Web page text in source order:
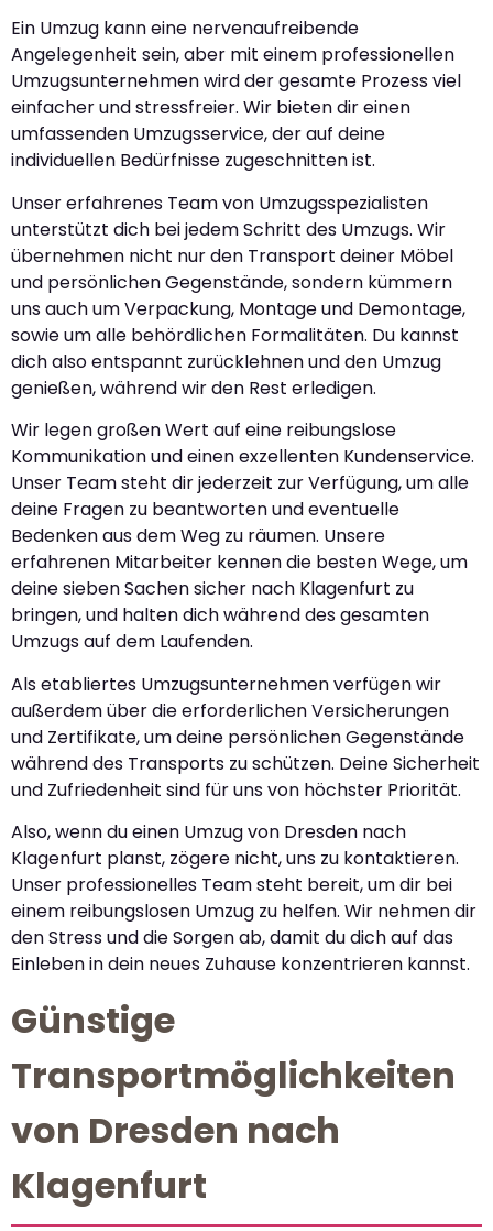
Ein Umzug kann eine nervenaufreibende
Angelegenheit sein, aber mit einem professionellen
Umzugsunternehmen wird der gesamte Prozess viel
einfacher und stressfreier. Wir bieten dir einen
umfassenden Umzugsservice, der auf deine
individuellen Bedürfnisse zugeschnitten ist.
Unser erfahrenes Team von Umzugsspezialisten
unterstützt dich bei jedem Schritt des Umzugs. Wir
übernehmen nicht nur den Transport deiner Möbel
und persönlichen Gegenstände, sondern kümmern
uns auch um Verpackung, Montage und Demontage,
sowie um alle behördlichen Formalitäten. Du kannst
dich also entspannt zurücklehnen und den Umzug
genießen, während wir den Rest erledigen.
Wir legen großen Wert auf eine reibungslose
Kommunikation und einen exzellenten Kundenservice.
Unser Team steht dir jederzeit zur Verfügung, um alle
deine Fragen zu beantworten und eventuelle
Bedenken aus dem Weg zu räumen. Unsere
erfahrenen Mitarbeiter kennen die besten Wege, um
deine sieben Sachen sicher nach Klagenfurt zu
bringen, und halten dich während des gesamten
Umzugs auf dem Laufenden.
Als etabliertes Umzugsunternehmen verfügen wir
außerdem über die erforderlichen Versicherungen
und Zertifikate, um deine persönlichen Gegenstände
während des Transports zu schützen. Deine Sicherheit
und Zufriedenheit sind für uns von höchster Priorität.
Also, wenn du einen Umzug von Dresden nach
Klagenfurt planst, zögere nicht, uns zu kontaktieren.
Unser professionelles Team steht bereit, um dir bei
einem reibungslosen Umzug zu helfen. Wir nehmen dir
den Stress und die Sorgen ab, damit du dich auf das
Einleben in dein neues Zuhause konzentrieren kannst.
Günstige
Transportmöglichkeiten
von Dresden nach
Klagenfurt